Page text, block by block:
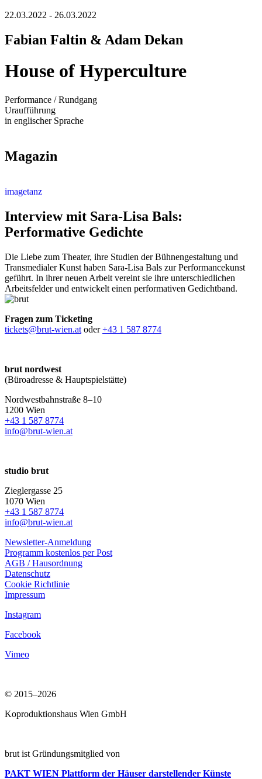
22.03.2022 - 26.03.2022
Fabian Faltin & Adam Dekan
House of Hyperculture
Performance / Rundgang
Uraufführung
in englischer Sprache
Magazin
imagetanz
Interview mit Sara-Lisa Bals:
Performative Gedichte
Die Liebe zum Theater, ihre Studien der Bühnengestaltung und
Transmedialer Kunst haben Sara-Lisa Bals zur Performancekunst
geführt. In ihrer neuen Arbeit vereint sie ihre unterschiedlichen
Arbeitsfelder und entwickelt einen performativen Gedichtband.
Fragen zum Ticketing
tickets@brut-wien.at oder+43 1 587 8774
brut nordwest
(Büroadresse & Hauptspielstätte)
Nordwestbahnstraße 8–10
1200 Wien
+43 1 587 8774
info@brut-wien.at
studio brut
Zieglergasse 25
1070 Wien
+43 1 587 8774
info@brut-wien.at
Newsletter-Anmeldung
Programm kostenlos per Post
AGB / Hausordnung
Datenschutz
Cookie Richtlinie
Impressum
Instagram
Facebook
Vimeo
© 2015–2026
Koproduktionshaus Wien GmbH
brut ist Gründungsmitglied von
PAKT WIEN Plattform der Häuser darstellender Künste